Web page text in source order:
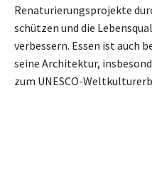
Renaturierungsprojekte
schützen und die
verbessern. Essen ist auch
seine Architektur,
zum UNESCO-